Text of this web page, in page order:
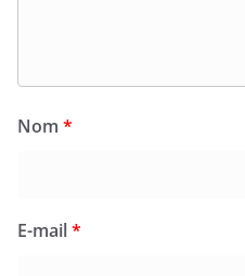
Nom *
E-mail*